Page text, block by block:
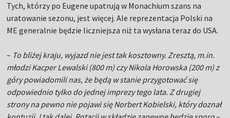
Tych, którzy po Eugene upatrują w Monachium szans na
uratowanie sezonu, jest więcej. Ale reprezentacja Polski na
ME generalnie będzie liczniejsza niż ta wysłana teraz do USA.
– To bliżej kraju, wyjazd nie jest tak kosztowny. Zresztą, m.in.
młodzi Kacper Lewalski (800 m) czy Nikola Horowska (200 m) z
góry powiadomili nas, że będą w stanie przygotować się
odpowiednio tylko do jednej imprezy tego lata. Z drugiej
strony na pewno nie pojawi się Norbert Kobielski, który doznał